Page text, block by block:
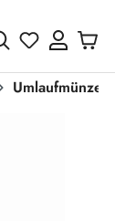
Du hast 0
Umlaufmünzen